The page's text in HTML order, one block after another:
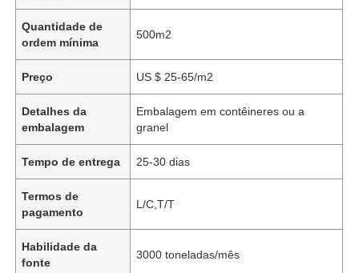
Quantidade de
ordem mínima
500m2
Preço US $ 25-65/m2
Detalhes da
embalagem
Embalagem em contêineres ou a
granel
Tempo de entrega 25-30 dias
Termos de
pagamento
L/C,T/T
Habilidade da
fonte
3000 toneladas/mês